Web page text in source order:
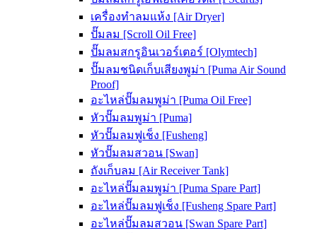
เครื่องทำลมแห้ง [Air Dryer]
ปั๊มลม [Scroll Oil Free]
ปั๊มลมสกรูอินเวอร์เตอร์ [Olymtech]
ปั๊มลมชนิดเก็บเสียงพูม่า [Puma Air Sound
Proof]
อะไหล่ปั๊มลมพูม่า [Puma Oil Free]
หัวปั๊มลมพูม่า [Puma]
หัวปั๊มลมฟูเช็ง [Fusheng]
หัวปั๊มลมสวอน [Swan]
ถังเก็บลม [Air Receiver Tank]
อะไหล่ปั๊มลมพูม่า [Puma Spare Part]
อะไหล่ปั๊มลมฟูเช็ง [Fusheng Spare Part]
อะไหล่ปั๊มลมสวอน [Swan Spare Part]